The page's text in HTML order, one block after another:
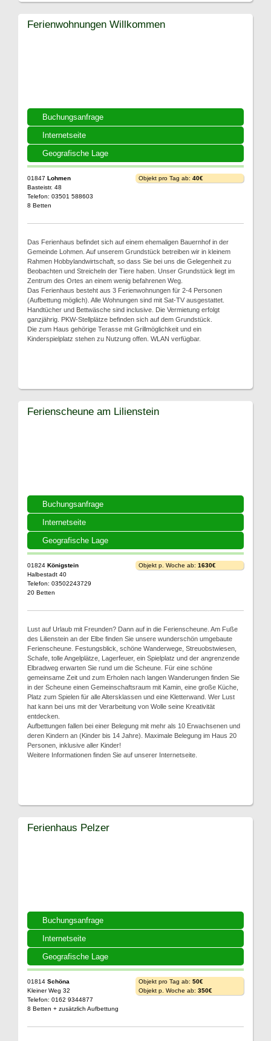
Buchungsanfrage
Internetseite
Geografische Lage
Ferienwohnungen Willkommen
01847 Lohmen
Basteistr. 48
Telefon: 03501 588603
8 Betten
Objekt pro Tag ab: 40€
Das Ferienhaus befindet sich auf einem ehemaligen Bauernhof in der
Gemeinde Lohmen. Auf unserem Grundstück betreiben wir in kleinem
Rahmen Hobbylandwirtschaft, so dass Sie bei uns die Gelegenheit zu
Beobachten und Streicheln der Tiere haben. Unser Grundstück liegt im
Zentrum des Ortes an einem wenig befahrenen Weg.
Das Ferienhaus besteht aus 3 Ferienwohnungen für 2-4 Personen
(Aufbettung möglich). Alle Wohnungen sind mit Sat-TV ausgestattet.
Handtücher und Bettwäsche sind inclusive. Die Vermietung erfolgt
ganzjährig. PKW-Stellplätze befinden sich auf dem Grundstück.
Die zum Haus gehörige Terasse mit Grillmöglichkeit und ein
Kinderspielplatz stehen zu Nutzung offen. WLAN verfügbar.
Buchungsanfrage
Internetseite
Geografische Lage
Ferienscheune am Lilienstein
01824 Königstein
Halbestadt 40
Telefon: 03502243729
20 Betten
Objekt p. Woche ab: 1630€
Lust auf Urlaub mit Freunden? Dann auf in die Ferienscheune. Am Fuße
des Lilienstein an der Elbe finden Sie unsere wunderschön umgebaute
Ferienscheune. Festungsblick, schöne Wanderwege, Streuobstwiesen,
Schafe, tolle Angelplätze, Lagerfeuer, ein Spielplatz und der angrenzende
Elbradweg erwarten Sie rund um die Scheune. Für eine schöne
gemeinsame Zeit und zum Erholen nach langen Wanderungen finden Sie
in der Scheune einen Gemeinschaftsraum mit Kamin, eine große Küche,
Platz zum Spielen für alle Altersklassen und eine Kletterwand. Wer Lust
hat kann bei uns mit der Verarbeitung von Wolle seine Kreativität
entdecken.
Aufbettungen fallen bei einer Belegung mit mehr als 10 Erwachsenen und
deren Kindern an (Kinder bis 14 Jahre). Maximale Belegung im Haus 20
Personen, inklusive aller Kinder!
Weitere Informationen finden Sie auf unserer Internetseite.
Buchungsanfrage
Internetseite
Geografische Lage
Ferienhaus Pelzer
01814 Schöna
Kleiner Weg 32
Telefon: 0162 9344877
8 Betten + zusätzlich Aufbettung
Objekt pro Tag ab: 50€
Objekt p. Woche ab: 350€